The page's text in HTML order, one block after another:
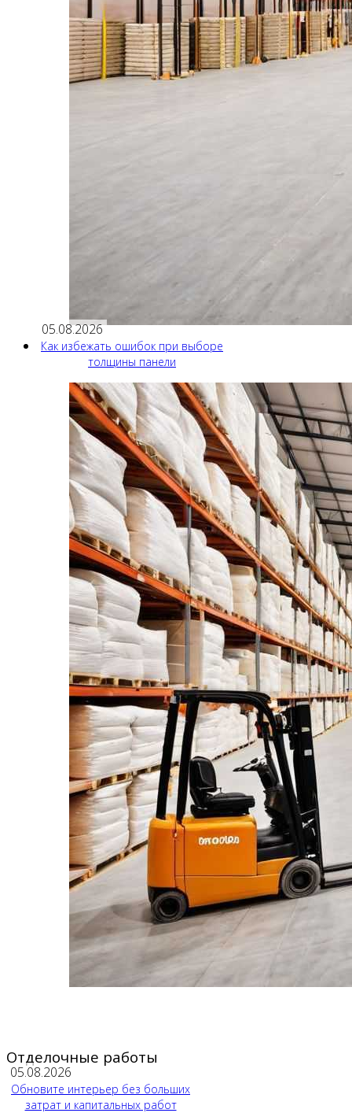
05.08.2026
Как избежать ошибок при выборе
толщины панели
Отделочные работы
05.08.2026
Обновите интерьер без больших
затрат и капитальных работ